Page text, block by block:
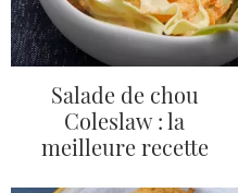
Salade de chou
Coleslaw : la
meilleure recette